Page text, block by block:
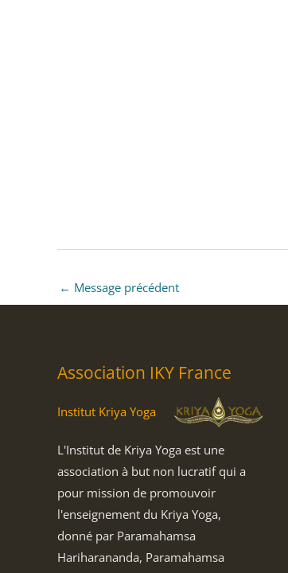
← Message précédent
Association IKY France
Institut Kriya Yoga
L'Institut de Kriya Yoga est une
association à but non lucratif qui a
pour mission de promouvoir
l'enseignement du Kriya Yoga,
donné par Paramahamsa
Hariharananda, Paramahamsa